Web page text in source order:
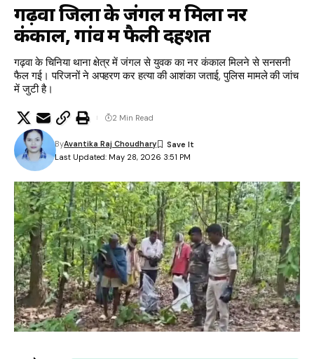
गढ़वा जिला के जंगल में मिला नर
कंकाल, गांव में फैली दहशत
गढ़वा के चिनिया थाना क्षेत्र में जंगल से युवक का नर कंकाल मिलने से सनसनी
फैल गई। परिजनों ने अपहरण कर हत्या की आशंका जताई, पुलिस मामले की जांच
में जुटी है।
Last Updated: May 28, 2026 3:51 PM
ByAvantika Raj Choudhary
2 Min Read